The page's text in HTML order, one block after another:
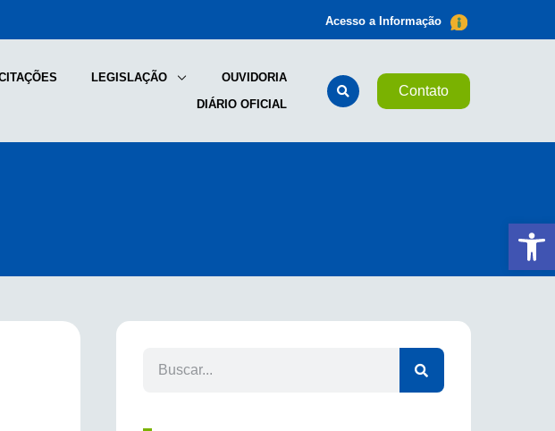
Acesso a Informação
LEGISLAÇÃO
OUVIDORIA
DIÁRIO OFICIAL
Contato